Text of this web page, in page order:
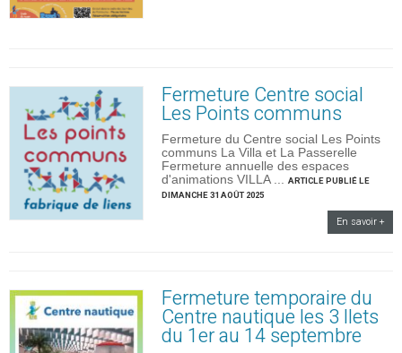
Fermeture Centre social
Les Points communs
Fermeture du Centre social Les Points
communs La Villa et La Passerelle
Fermeture annuelle des espaces
d'animations VILLA ... ARTICLE PUBLIÉ LE
DIMANCHE 31 AOÛT 2025
En savoir +
Fermeture temporaire du
Centre nautique les 3 Ilets
du 1er au 14 septembre